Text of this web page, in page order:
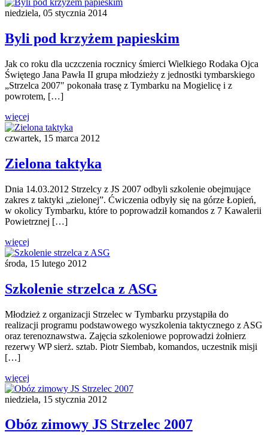
niedziela, 05 stycznia 2014
Byli pod krzyżem papieskim
Jak co roku dla uczczenia rocznicy śmierci Wielkiego Rodaka Ojca
Świętego Jana Pawła II grupa młodzieży z jednostki tymbarskiego
„Strzelca 2007″ pokonała trasę z Tymbarku na Mogielicę i z
powrotem, […]
więcej
czwartek, 15 marca 2012
Zielona taktyka
Dnia 14.03.2012 Strzelcy z JS 2007 odbyli szkolenie obejmujące
zakres z taktyki „zielonej”. Ćwiczenia odbyły się na górze Łopień,
w okolicy Tymbarku, które to poprowadził komandos z 7 Kawalerii
Powietrznej […]
więcej
środa, 15 lutego 2012
Szkolenie strzelca z ASG
Młodzież z organizacji Strzelec w Tymbarku przystąpiła do
realizacji programu podstawowego wyszkolenia taktycznego z ASG
oraz terenoznawstwa. Zajęcia szkoleniowe poprowadzi żołnierz
rezerwy WP sierż. sztab. Piotr Siembab, komandos, uczestnik misji
[…]
więcej
niedziela, 15 stycznia 2012
Obóz zimowy JS Strzelec 2007